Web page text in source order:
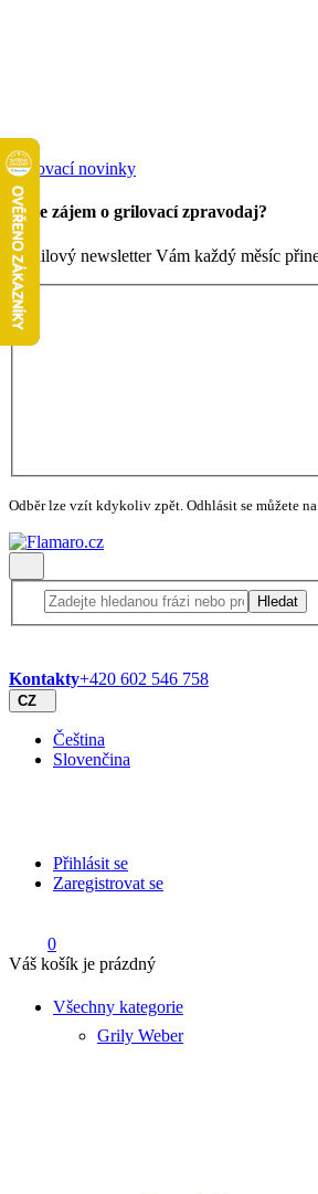
Grilovací novinky
Máte zájem o grilovací zpravodaj?
Emailový newsletter Vám každý měsíc
Odběr lze vzít kdykoliv zpět. Odhlásit se můžete
Hledat
Kontakty+420 602 546 758
CZ
Čeština
Slovenčina
Přihlásit se
Zaregistrovat se
0
Váš košík je prázdný
Všechny kategorie
Grily Weber